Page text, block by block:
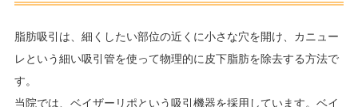
脂肪吸引は、細くしたい部位の近くに小さな穴を開け、カニュー
レという細い吸引管を使って物理的に皮下脂肪を除去する方法で
す。
当院では、ベイザーリポという吸引機器を採用しています。ベイ